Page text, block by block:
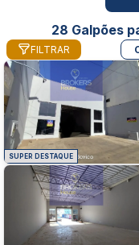
28 Galpões
FILTRAR
SUPER DESTAQUE